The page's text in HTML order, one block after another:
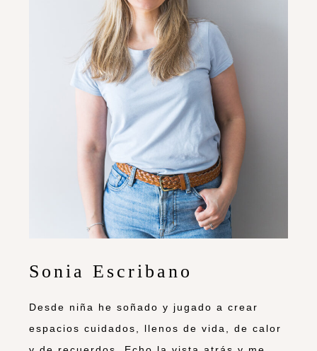
Sonia Escribano
Desde niña he soñado y jugado a crear
espacios cuidados, llenos de vida, de calor